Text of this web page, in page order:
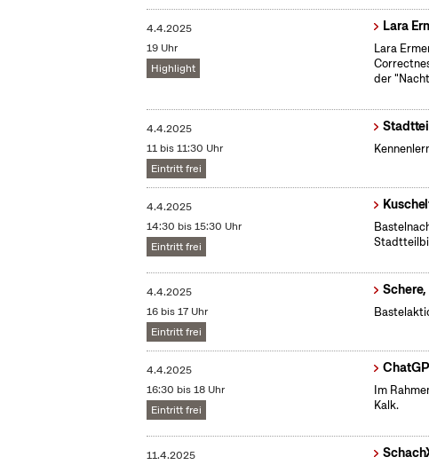
4.4.2025
19 Uhr
Highlight
Lara
Lara
der
4.4.2025
11 bis 11:30 Uhr
Eintritt frei
4.4.2025
14:30 bis 15:30 Uhr
Eintritt frei
4.4.2025
16 bis 17 Uhr
Eintritt frei
4.4.2025
16:30 bis 18 Uhr
Eintritt frei
Im
Kalk.
11.4.2025